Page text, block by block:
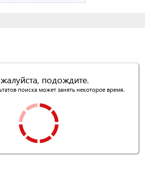
подождите.
поиска может занять некоторое время.